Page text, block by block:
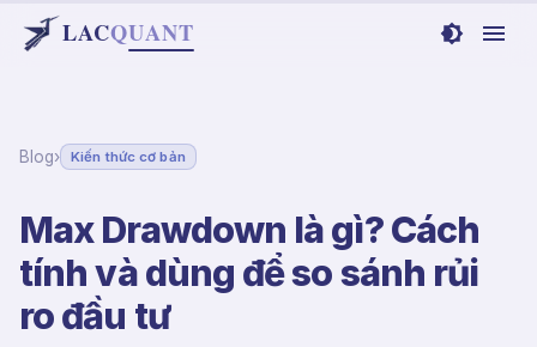
LACQUANT
Blog› Kiến thức cơ bản
Max Drawdown là gì? Cách
tính và dùng để so sánh rủi
ro đầu tư